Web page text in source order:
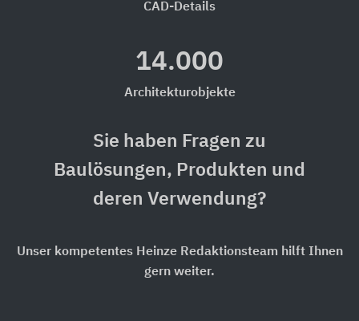
CAD-Details
14.000
Architekturobjekte
Sie haben Fragen zu
Baulösungen, Produkten und
deren Verwendung?
Unser kompetentes Heinze Redaktionsteam hilft Ihnen
gern weiter.